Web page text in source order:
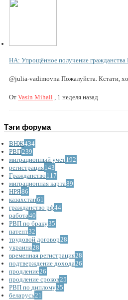
НА: Упрощённое получение
@julia-vadimovna Пожалуйста. Кстати,
От Vasin Mihail 1 неделя назад
Тэги форума
ВНЖ434
РВП239
миграционный учет192
регистрация143
Гражданство 117
миграционная карта89
НРЯ86
казахстан61
гражданство рф44
работа40
РВП по браку35
патент32
трудовой договор28
украина28
временная регистрация28
подтверждение дохода26
продление26
продление сроков25
РВП по диплому25
беларусь21